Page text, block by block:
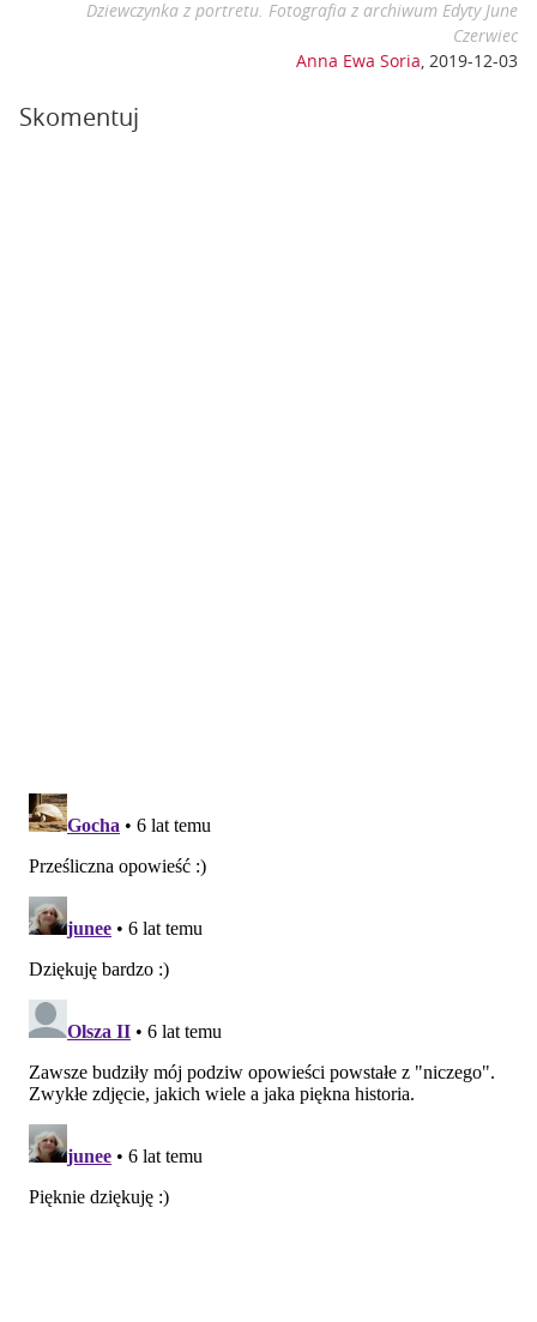
Dziewczynka z portretu. Fotografia z archiwum Edyty June
Czerwiec
Anna Ewa Soria, 2019-12-03
Skomentuj